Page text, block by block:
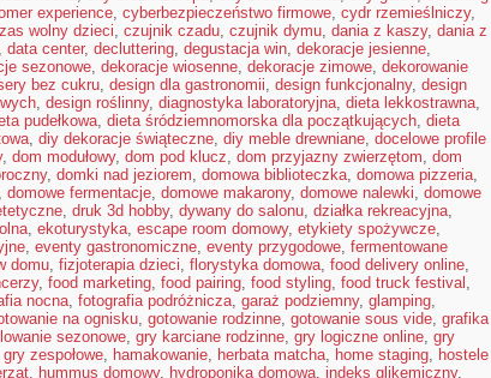
experience, cyberbezpieczeństwo firmowe, cydr rzemieślniczy,
wolny dzieci, czujnik czadu, czujnik dymu, dania z kaszy, dania z
data center, decluttering, degustacja win, dekoracje jesienne,
sezonowe, dekoracje wiosenne, dekoracje zimowe, dekorowanie
bez cukru, design dla gastronomii, design funkcjonalny, design
, design roślinny, diagnostyka laboratoryjna, dieta lekkostrawna,
pudełkowa, dieta śródziemnomorska dla początkujących, dieta
, diy dekoracje świąteczne, diy meble drewniane, docelowe profile
, dom modułowy, dom pod klucz, dom przyjazny zwierzętom, dom
, domki nad jeziorem, domowa biblioteczka, domowa pizzeria,
, domowe fermentacje, domowe makarony, domowe nalewki, domowe
, druk 3d hobby, dywany do salonu, działka rekreacyjna,
, ekoturystyka, escape room domowy, etykiety spożywcze,
, eventy gastronomiczne, eventy przygodowe, fermentowane
domu, fizjoterapia dzieci, florystyka domowa, food delivery online,
, food marketing, food pairing, food styling, food truck festival ,
nocna, fotografia podróżnicza, garaż podziemny, glamping,
na ognisku, gotowanie rodzinne, gotowanie sous vide, grafika
sezonowe, gry karciane rodzinne, gry logiczne online, gry
gry zespołowe, hamakowanie, herbata matcha, home staging, hostele
, hummus domowy, hydroponika domowa, indeks glikemiczny,